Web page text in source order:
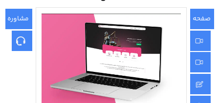
صفحه
اصلی
مشاوره